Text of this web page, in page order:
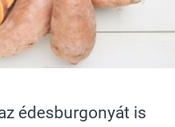
édesburgonyát is